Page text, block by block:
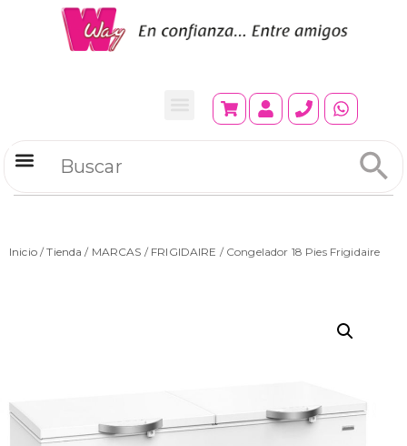
Inicio/Tienda / MARCAS / FRIGIDAIRE / Congelador 18 Pies Frigidaire